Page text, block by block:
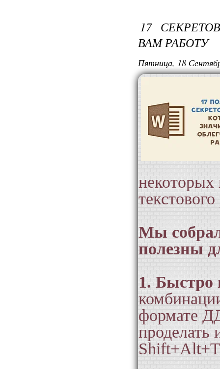
Во-
Во-
Фон у
глобусе
17
ВАМ РАБОТУ
Пятница, 18
некоторых
Мы
полезны
1. Быстро
формате